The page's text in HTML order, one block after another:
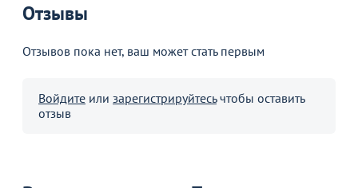
Отзывы
Отзывов пока нет, ваш может стать первым
Войдите или зарегистрируйтесьчтобы оставить
отзыв